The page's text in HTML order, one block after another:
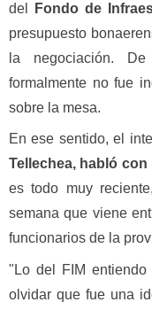
del
Fondo de
presupuesto
la negociación.
formalmente no fue
sobre la mesa.
En ese sentido, el
Tellechea, habló con
es todo muy
semana que viene
funcionarios de la
"Lo del FIM
olvidar que fue una